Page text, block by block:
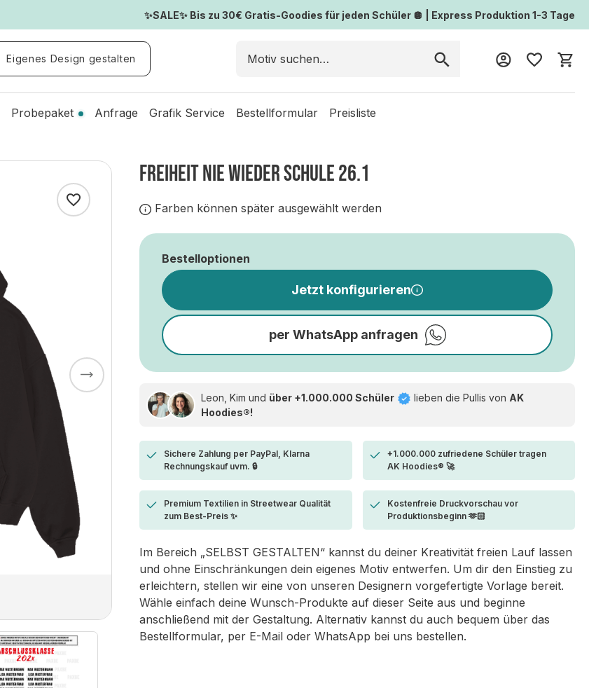
✨SALE✨ Bis zu 30€ Gratis-Goodies für jeden Schüler 🪩 | Express Produktion 1-3 Tage
Eigenes Design gestalten
Probepaket Anfrage Grafik Service Bestellformular Preisliste
FREIHEIT NIE WIEDER SCHULE 26.1
Farben können später ausgewählt werden
Bestelloptionen
Jetzt konfigurieren
per WhatsApp anfragen
Leon, Kim und über +1.000.000 Schüler lieben die Pullis von AK
Hoodies®!
Sichere Zahlung per PayPal, Klarna
Rechnungskauf uvm. 🔒
+1.000.000 zufriedene Schüler tragen
AK Hoodies® 🚀
Premium Textilien in Streetwear Qualität
zum Best-Preis ✨
Kostenfreie Druckvorschau vor
Produktionsbeginn 🫶🏻
Im Bereich „SELBST GESTALTEN“ kannst du deiner Kreativität freien Lauf lassen
und ohne Einschränkungen dein eigenes Motiv entwerfen. Um dir den Einstieg zu
erleichtern, stellen wir eine von unseren Designern vorgefertigte Vorlage bereit.
Wähle einfach deine Wunsch-Produkte auf dieser Seite aus und beginne
anschließend mit der Gestaltung. Alternativ kannst du auch bequem über das
Bestellformular, per E-Mail oder WhatsApp bei uns bestellen.